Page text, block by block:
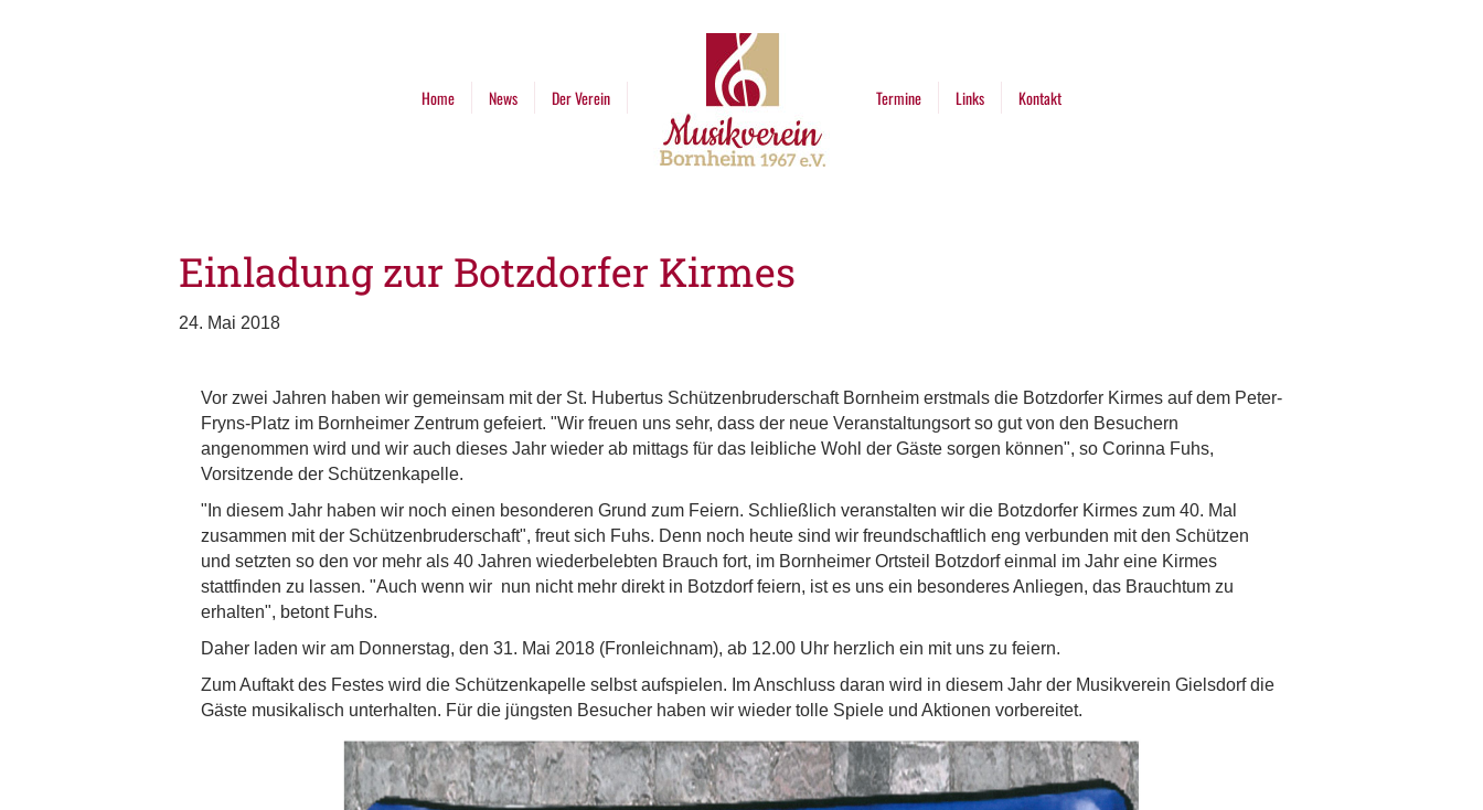
Home News Der Verein Termine Links Kontakt
Einladung zur Botzdorfer Kirmes
24. Mai 2018
Vor zwei Jahren haben wir gemeinsam mit der St. Hubertus Schützenbruderschaft Bornheim erstmals die Botzdorfer Kirmes auf dem Peter-
Fryns-Platz im Bornheimer Zentrum gefeiert. "Wir freuen uns sehr, dass der neue Veranstaltungsort so gut von den Besuchern
angenommen wird und wir auch dieses Jahr wieder ab mittags für das leibliche Wohl der Gäste sorgen können", so Corinna Fuhs,
Vorsitzende der Schützenkapelle.
"In diesem Jahr haben wir noch einen besonderen Grund zum Feiern. Schließlich veranstalten wir die Botzdorfer Kirmes zum 40. Mal
zusammen mit der Schützenbruderschaft", freut sich Fuhs. Denn noch heute sind wir freundschaftlich eng verbunden mit den Schützen
und setzten so den vor mehr als 40 Jahren wiederbelebten Brauch fort, im Bornheimer Ortsteil Botzdorf einmal im Jahr eine Kirmes
stattfinden zu lassen. "Auch wenn wir nun nicht mehr direkt in Botzdorf feiern, ist es uns ein besonderes Anliegen, das Brauchtum zu
erhalten", betont Fuhs.
Daher laden wir am Donnerstag, den 31. Mai 2018 (Fronleichnam), ab 12.00 Uhr herzlich ein mit uns zu feiern.
Zum Auftakt des Festes wird die Schützenkapelle selbst aufspielen. Im Anschluss daran wird in diesem Jahr der Musikverein Gielsdorf die
Gäste musikalisch unterhalten. Für die jüngsten Besucher haben wir wieder tolle Spiele und Aktionen vorbereitet.